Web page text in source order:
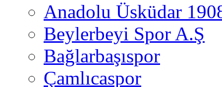
Anadolu Üsküdar
Beylerbeyi Spor A.Ş
Bağlarbaşıspor
Çamlıcaspor